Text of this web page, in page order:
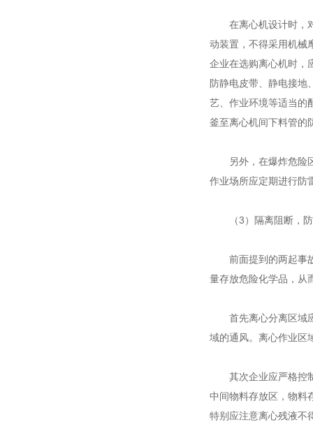
在离心机设计时，对
动装置，不得采用机械
企业在选购离心机时，
防静电皮带、静电接地
艺、作业环境等适当的
釜至离心机间下料管的
另外，在爆炸危险区
作业场所应定期进行防
（3）隔离阻断，防
前面提到的两起事故
量存放危险化学品，从
首先离心分离区域应
域的通风。离心作业区
其次企业应严格控制
中间物料存放区，物料
特别应注意离心残液不